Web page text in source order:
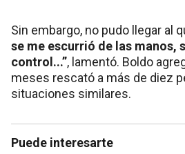
Sin embargo, no pudo llegar al
se me escurrió de las manos,
control...”, lamentó. Boldo
meses rescató a más de diez
situaciones similares.
Puede interesarte